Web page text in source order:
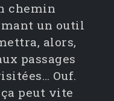
chemin
un outil
alors,
passages
Ouf.
peut vite